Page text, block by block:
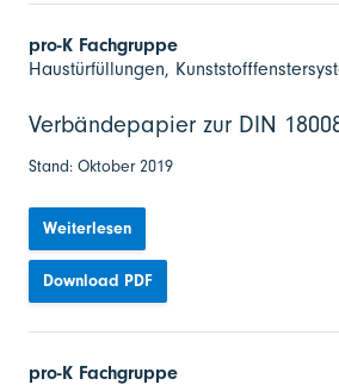
pro-K Fachgruppe
Haustürfüllungen,
Verbändepapier zur DIN
Stand: Oktober 2019
Weiterlesen
Download PDF
pro-K Fachgruppe